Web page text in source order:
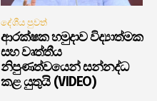
දේශීය පුවත්
ආරක්ෂක හමුදාව විද්‍යාත්මක
සහ වෘත්තීය
නිපුණත්වයෙන් සන්නද්ධ
කළ යුතුයි (VIDEO)